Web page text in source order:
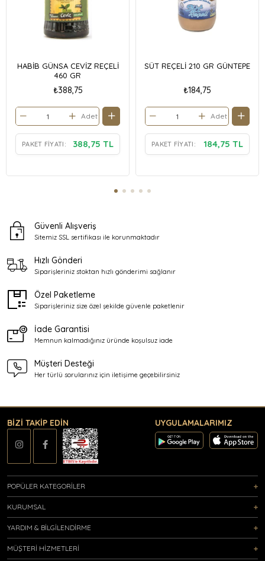
HABİB GÜNSA CEVİZ REÇELİ
460 GR
₺388,75
Adet
PAKET FIYATI: 388,75 TL
SÜT REÇELİ 210 GR GÜNTEPE
₺184,75
Adet
PAKET FIYATI: 184,75 TL
Güvenli Alışveriş
Sitemiz SSL sertifikası ile korunmaktadır
Hızlı Gönderi
Siparişleriniz stoktan hızlı gönderimi sağlanır
Özel Paketleme
Siparişleriniz size özel şekilde güvenle paketlenir
İade Garantisi
Memnun kalmadığınız üründe koşulsuz iade
Müşteri Desteği
Her türlü sorularınız için iletişime geçebilirsiniz
BİZİ TAKİP EDİN UYGULAMALARIMIZ
POPÜLER KATEGORİLER
KURUMSAL
YARDIM & BİLGİLENDİRME
MÜŞTERİ HİZMETLERİ